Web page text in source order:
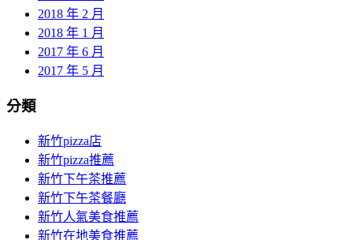
2018 年 2 月
2018 年 1 月
2017 年 6 月
2017 年 5 月
分類
新竹pizza店
新竹pizza推薦
新竹下午茶推薦
新竹下午茶餐廳
新竹人氣美食推薦
新竹在地美食推薦